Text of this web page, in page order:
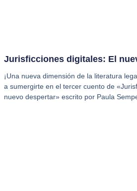
Jurisficciones digitales: El
¡Una nueva dimensión de la literatura
a sumergirte en el tercer cuento de
nuevo despertar» escrito por Paula